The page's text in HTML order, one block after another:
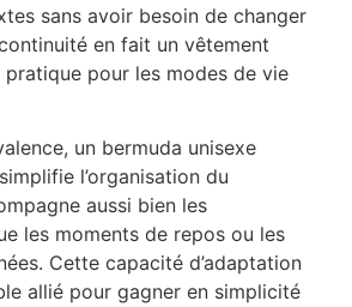
sans avoir besoin de changer
en fait un vêtement
pour les modes de vie
un bermuda unisexe
l’organisation du
aussi bien les
les moments de repos ou les
Cette capacité d’adaptation
allié pour gagner en simplicité